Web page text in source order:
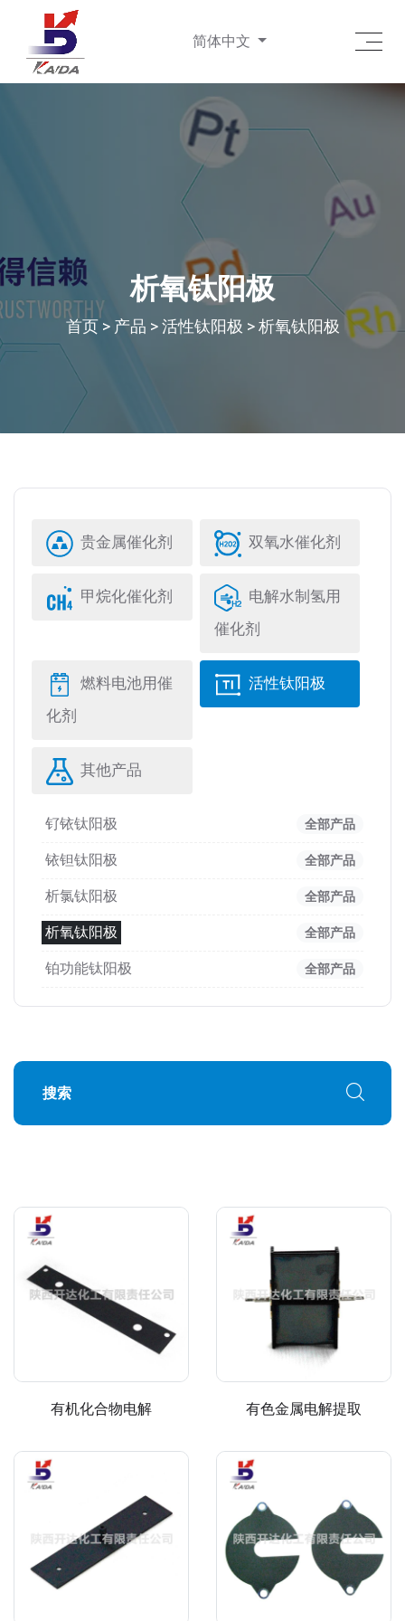
简体中文
析氧钛阳极
首页> 产品 >活性钛阳极 >析氧钛阳极
贵金属催化剂 双氧水催化剂
甲烷化催化剂
电解水制氢用
催化剂
燃料电池用催
化剂
活性钛阳极
其他产品
钌铱钛阳极 全部产品
铱钽钛阳极 全部产品
析氯钛阳极 全部产品
析氧钛阳极 全部产品
铂功能钛阳极 全部产品
有机化合物电解 有色金属电解提取